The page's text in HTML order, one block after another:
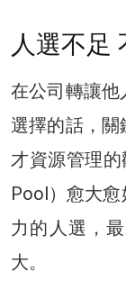
人選不足
在公司轉讓他
選擇的話，關
才資源管理
Pool）愈大
力的人選，
大。